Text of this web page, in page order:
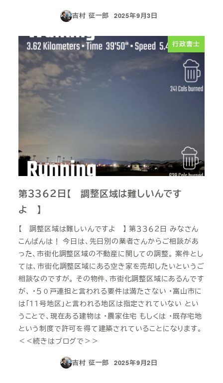
吉村 征一郎
投稿日
2025年9月3日
行政書士
第３３６２日【 調整区域は難しいんです
よ 】
【 調整区域は難しいんですよ 】 第３３６２日 みなさん
こんばんは！ 今日は、先日別の業者さんからご相談があ
った、市街化調整区域の不動産に関しての調整。 案件とし
ては、市街化調整区域にある空き家を売却したいというご
相談なのですが。 その物件、市街化調整区域にあるんです
が、 ・５０戸連担と言われる要件は満たさない ・富山市に
は「１１号地区」と言われる地区は指定されていない とい
うことで、現在ある建物は ・農家住宅 もしくは ・既存宅地
という制度で許可を得て建築されていることになります。
＜＜続きはブログで＞＞
吉村 征一郎
投稿日
2025年9月2日